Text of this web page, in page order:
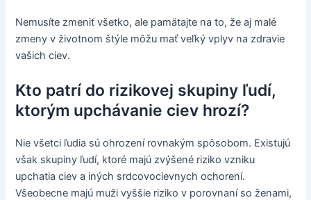
Nemusíte zmeniť všetko, ale pamätajte na to, že aj malé
zmeny v životnom štýle môžu mať veľký vplyv na zdravie
vašich ciev.
Kto patrí do rizikovej skupiny ľudí,
ktorým upchávanie ciev hrozí?
Nie všetci ľudia sú ohrození rovnakým spôsobom. Existujú
však skupiny ľudí, ktoré majú zvýšené riziko vzniku
upchatia ciev a iných srdcovocievnych ochorení.
Všeobecne majú muži vyššie riziko v porovnaní so ženami,